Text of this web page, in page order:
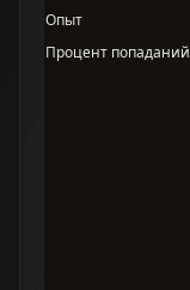
Опыт
Процент попаданий